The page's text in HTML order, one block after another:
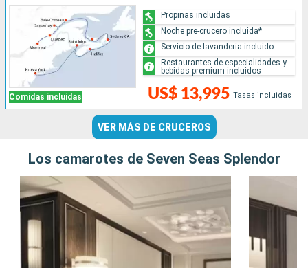
Comidas incluidas US$ 13,995 Tasas incluidas
Propinas incluidas
Noche pre-crucero incluida*
Servicio de lavanderia incluido
Restaurantes de especialidades y
bebidas premium incluidos
VER MÁS DE CRUCEROS
Los camarotes de Seven Seas Splendor